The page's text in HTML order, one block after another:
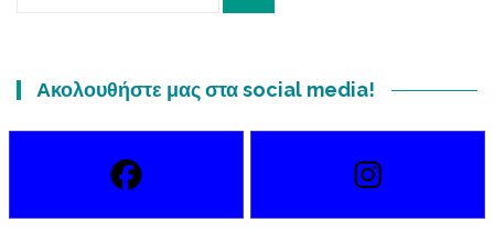
Ακολουθήστε μας στα social media!